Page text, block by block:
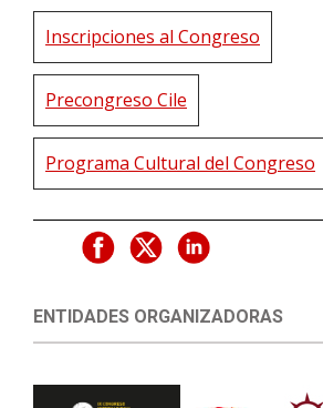
Inscripciones al Congreso
Precongreso Cile
Programa Cultural del Congreso
ENTIDADES ORGANIZADORAS